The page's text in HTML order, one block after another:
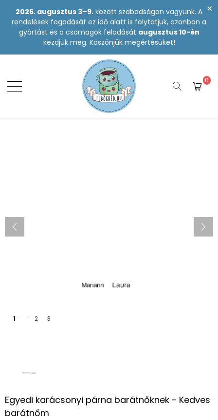
2026. augusztus 3–9. között szabadságon vagyunk. A
rendelések fogadását ez idő alatt is folytatjuk, azonban a
gyártást és a csomagok feladását augusztus 10-én
kezdjük meg. Köszönjük megértésüket!
0
1 2 3
Egyedi karácsonyi párna barátnőknek - Kedves
barátnőm